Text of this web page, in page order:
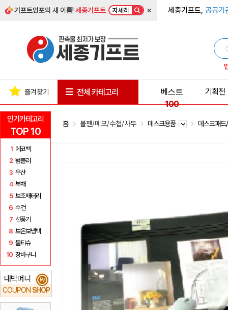
기프트인포의 새 이름!세종기프트 자세히 × 세종기프트, 공공기
인기카테고리
TOP 10
1 에코백
2 텀블러
3 우산
4 부채
5 보조배터리
6 수건
7 선풍기
8 보온보냉백
9 물티슈
10 장바구니
대박머니
COUPON SHOP
₩
즐겨찾기 전체 카테고리
베스트
100
기획전
홈 볼펜/메모/수첩/사무 데스크용품 데스크패